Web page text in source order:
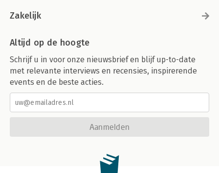
Zakelijk
Altijd op de hoogte
Schrijf u in voor onze nieuwsbrief en blijf up-to-date
met relevante interviews en recensies, inspirerende
events en de beste acties.
Aanmelden